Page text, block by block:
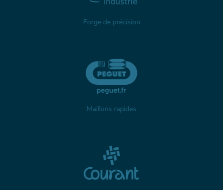
Forge de précision
Maillons rapides